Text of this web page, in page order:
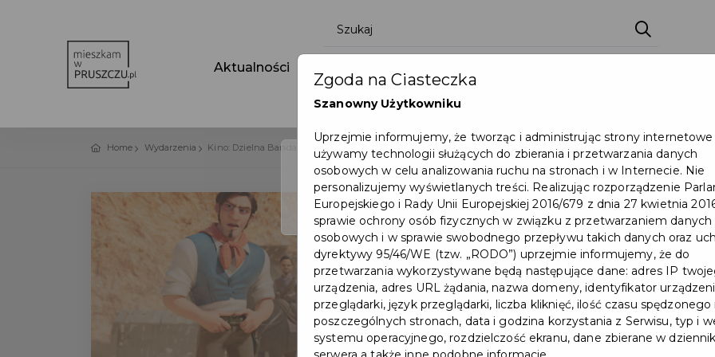
Aktualności
Dokumenty
Home Wydarzenia Kino: Dzielna Banda i tajemnica zaginionego wujka
Wydarzenie już się zakończyło
Zgoda na Ciasteczka
Szanowny Użytkowniku
Uprzejmie informujemy, że tworząc i administrując strony internetowe
używamy technologii służących do zbierania i przetwarzania danych
osobowych w celu analizowania ruchu na stronach i w Internecie. Nie
personalizujemy wyświetlanych treści. Realizując rozporządzenie
Europejskiego i Rady Unii Europejskiej 2016/679 z dnia 27 kwietnia
sprawie ochrony osób fizycznych w związku z przetwarzaniem danych
osobowych i w sprawie swobodnego przepływu takich danych oraz
dyrektywy 95/46/WE (tzw. „RODO”) uprzejmie informujemy, że do
przetwarzania wykorzystywane będą następujące dane: adres IP
urządzenia, adres URL żądania, nazwa domeny, identyfikator
przeglądarki, język przeglądarki, liczba kliknięć, ilość czasu spędzonego
poszczególnych stronach, data i godzina korzystania z Serwisu, typ i
systemu operacyjnego, rozdzielczość ekranu, dane zbierane w